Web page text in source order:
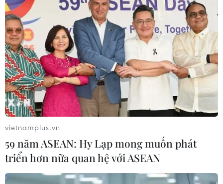
vietnamplus.vn
59 năm ASEAN: Hy Lạp mong muốn phát
triển hơn nữa quan hệ với ASEAN